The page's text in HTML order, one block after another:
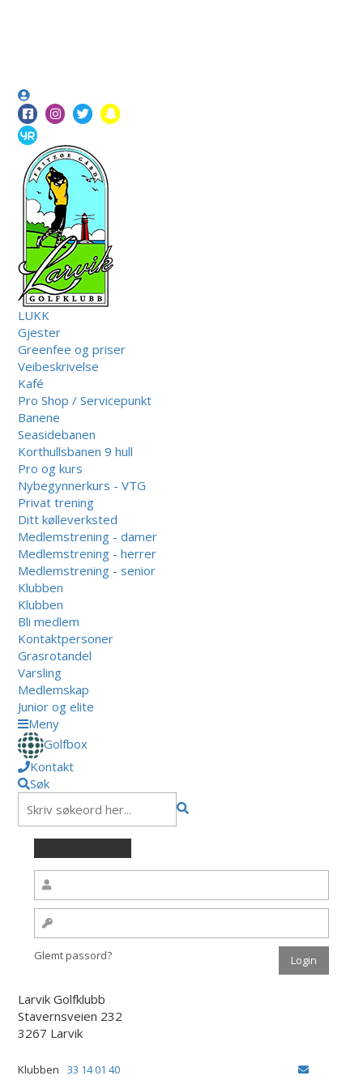
LUKK
Gjester
Greenfee og priser
Veibeskrivelse
Kafé
Pro Shop / Servicepunkt
Banene
Seasidebanen
Korthullsbanen 9 hull
Pro og kurs
Nybegynnerkurs - VTG
Privat trening
Ditt kølleverksted
Medlemstrening - damer
Medlemstrening - herrer
Medlemstrening - senior
Klubben
Klubben
Bli medlem
Kontaktpersoner
Grasrotandel
Varsling
Medlemskap
Junior og elite
Meny
Golfbox
Kontakt
Søk
Glemt passord?
Larvik Golfklubb
Stavernsveien 232
3267 Larvik
Klubben 33 14 01 40